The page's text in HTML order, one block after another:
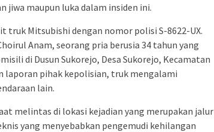
jiwa maupun luka dalam insiden ini.
Mitsubishi dengan nomor polisi S-8622-UX.
Anam, seorang pria berusia 34 tahun yang
di Dusun Sukorejo, Desa Sukorejo, Kecamatan
laporan pihak kepolisian, truk mengalami
lain.
melintas di lokasi kejadian yang merupakan jalur
yang menyebabkan pengemudi kehilangan